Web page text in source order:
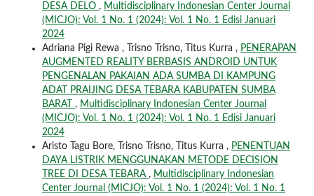
DESA DELO , Multidisciplinary Indonesian Center Journal
(MICJO): Vol. 1 No. 1 (2024): Vol. 1 No. 1 Edisi Januari
2024
Adriana Pigi Rewa , Trisno Trisno, Titus Kurra , PENERAPAN
AUGMENTED REALITY BERBASIS ANDROID UNTUK
PENGENALAN PAKAIAN ADA SUMBA DI KAMPUNG
ADAT PRAIJING DESA TEBARA KABUPATEN SUMBA
BARAT , Multidisciplinary Indonesian Center Journal
(MICJO): Vol. 1 No. 1 (2024): Vol. 1 No. 1 Edisi Januari
2024
Aristo Tagu Bore, Trisno Trisno, Titus Kurra , PENENTUAN
DAYA LISTRIK MENGGUNAKAN METODE DECISION
TREE DI DESA TEBARA , Multidisciplinary Indonesian
Center Journal (MICJO): Vol. 1 No. 1 (2024): Vol. 1 No. 1